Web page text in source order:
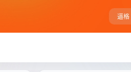
逼格